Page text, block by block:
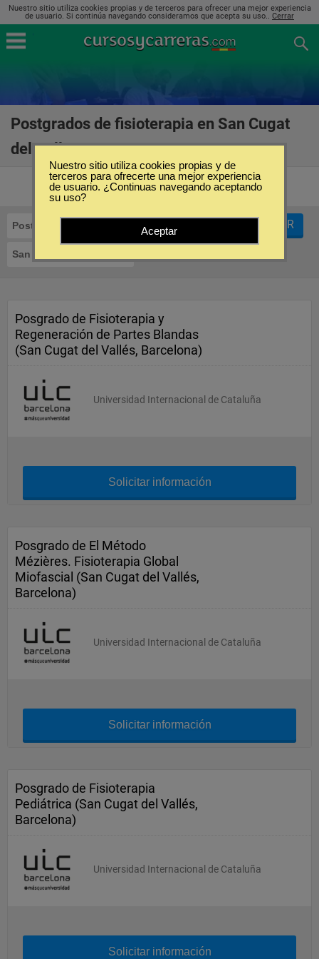
Nuestro sitio utiliza cookies propias y de terceros para ofrecer una mejor experiencia
de usuario. Si continúa navegando consideramos que acepta su uso.. Cerrar
Postgrados de fisioterapia en San Cugat
del Vallés
Postgrados Fisioterapia
San Cugat del Vallés
FILTRAR
Posgrado de Fisioterapia y
Regeneración de Partes Blandas
(San Cugat del Vallés, Barcelona)
Universidad Internacional de Cataluña
Solicitar información
Posgrado de El Método
Mézières. Fisioterapia Global
Miofascial (San Cugat del Vallés,
Barcelona)
Universidad Internacional de Cataluña
Solicitar información
Posgrado de Fisioterapia
Pediátrica (San Cugat del Vallés,
Barcelona)
Universidad Internacional de Cataluña
Solicitar información
Nuestro sitio utiliza cookies propias y de
terceros para ofrecerte una mejor experiencia
de usuario. ¿Continuas navegando aceptando
su uso?
Aceptar